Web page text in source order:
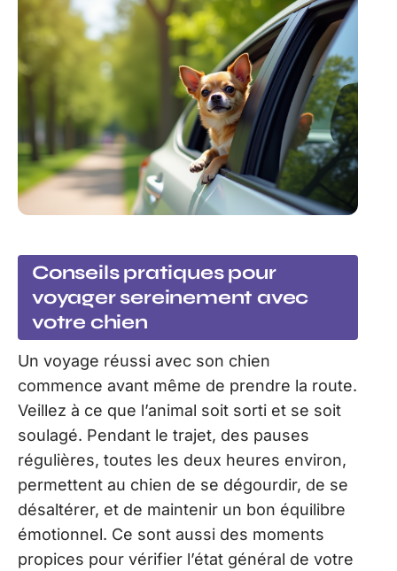
Conseils pratiques pour
voyager sereinement avec
votre chien
Un voyage réussi avec son chien
commence avant même de prendre la route.
Veillez à ce que l’animal soit sorti et se soit
soulagé. Pendant le trajet, des pauses
régulières, toutes les deux heures environ,
permettent au chien de se dégourdir, de se
désaltérer, et de maintenir un bon équilibre
émotionnel. Ce sont aussi des moments
propices pour vérifier l’état général de votre